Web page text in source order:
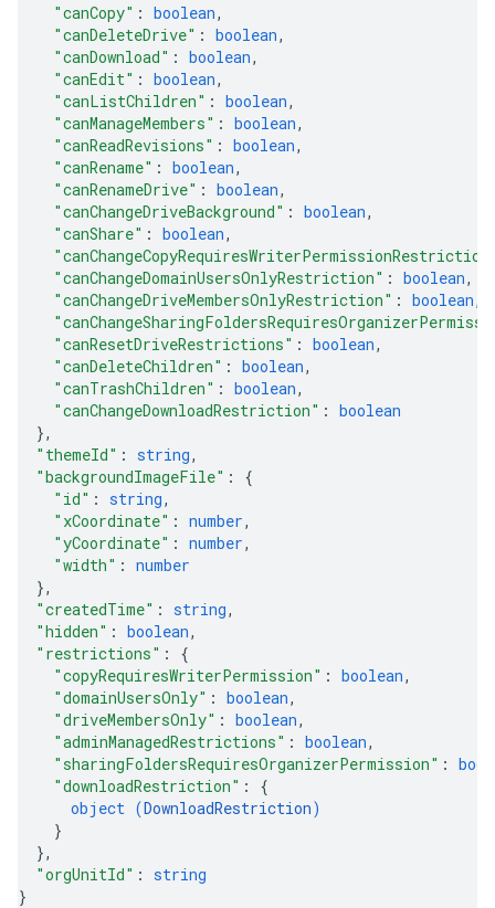
"canCopy" : boolean,
"canDeleteDrive" : boolean,
"canDownload" : boolean,
"canEdit" : boolean,
"canListChildren" : boolean,
"canManageMembers" : boolean,
"canReadRevisions" : boolean,
"canRename" : boolean,
"canRenameDrive" : boolean,
"canChangeDriveBackground" : boolean,
"canShare" : boolean,
"canChangeDomainUsersOnlyRestriction" : boolean,
"canChangeDriveMembersOnlyRestriction" : boolean,
"canResetDriveRestrictions" : boolean,
"canDeleteChildren" : boolean,
"canTrashChildren" : boolean,
"canChangeDownloadRestriction" : boolean
},
"themeId" : string,
"backgroundImageFile" : {
"id" : string,
"xCoordinate" : number,
"yCoordinate" : number,
"width" : number
},
"createdTime" : string,
"hidden" : boolean,
"restrictions" : {
"copyRequiresWriterPermission" : boolean,
"domainUsersOnly" : boolean,
"driveMembersOnly" : boolean,
"adminManagedRestrictions" : boolean,
"sharingFoldersRequiresOrganizerPermission" :
"downloadRestriction" : {
object (DownloadRestriction)
}
},
"orgUnitId" : string
}